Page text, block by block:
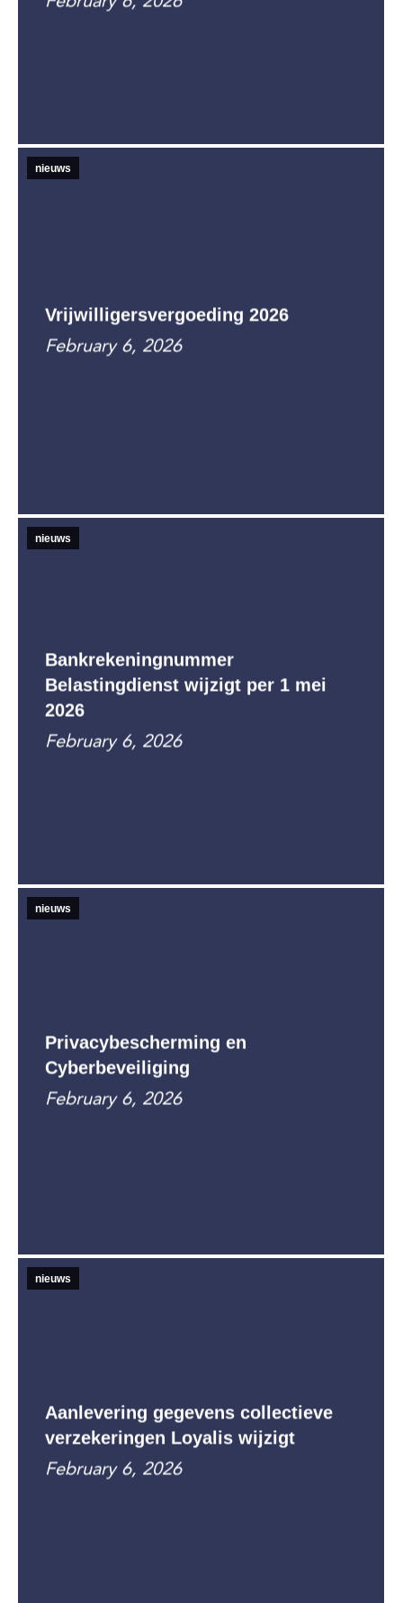
nieuws
Vrijwilligersvergoeding 2026
February 6, 2026
nieuws
Bankrekeningnummer
Belastingdienst wijzigt per 1 mei
2026
February 6, 2026
nieuws
Privacybescherming en
Cyberbeveiliging
February 6, 2026
nieuws
Aanlevering gegevens collectieve
verzekeringen Loyalis wijzigt
February 6, 2026